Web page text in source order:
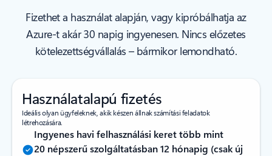
Fizethet a használat alapján, vagy kipróbálhatja az
Azure-t akár 30 napig ingyenesen. Nincs előzetes
kötelezettségvállalás – bármikor lemondható.
Használatalapú fizetés
Ideális olyan ügyfeleknek, akik készen állnak számítási feladatok
létrehozására.
Ingyenes havi felhasználási keret több mint
20 népszerű szolgáltatásban 12 hónapig (csak új